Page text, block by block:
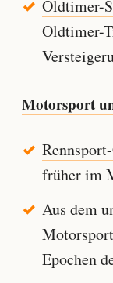
Oldtimer-
Oldtimer-
Motorsport
früher im
Aus dem
Epochen